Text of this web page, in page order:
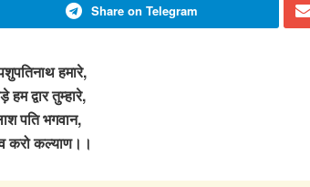
Share on Telegram
हमारे,
द्वार तुम्हारे,
पति भगवान,
करो कल्याण।।